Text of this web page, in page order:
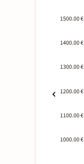
1500.00 €
1400.00 €
1300.00 €
1200.00 €
1100.00 €
1000.00 €